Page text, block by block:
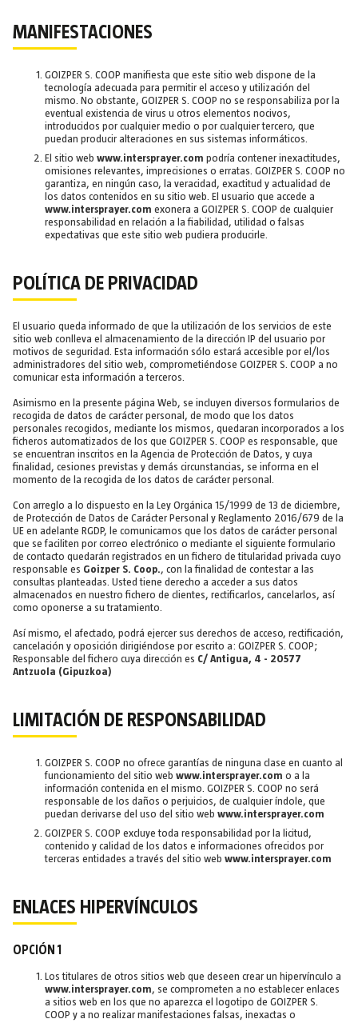
MANIFESTACIONES
GOIZPER S. COOP manifiesta que este sitio web dispone de la
tecnología adecuada para permitir el acceso y utilización del
mismo. No obstante, GOIZPER S. COOP no se responsabiliza por la
eventual existencia de virus u otros elementos nocivos,
introducidos por cualquier medio o por cualquier tercero, que
puedan producir alteraciones en sus sistemas informáticos.
El sitio web www.intersprayer.com podría contener inexactitudes,
omisiones relevantes, imprecisiones o erratas. GOIZPER S. COOP no
garantiza, en ningún caso, la veracidad, exactitud y actualidad de
los datos contenidos en su sitio web. El usuario que accede a
www.intersprayer.com exonera a GOIZPER S. COOP de cualquier
responsabilidad en relación a la fiabilidad, utilidad o falsas
expectativas que este sitio web pudiera producirle.
POLÍTICA DE PRIVACIDAD
El usuario queda informado de que la utilización de los servicios de este
sitio web conlleva el almacenamiento de la dirección IP del usuario por
motivos de seguridad. Esta información sólo estará accesible por el/los
administradores del sitio web, comprometiéndose GOIZPER S. COOP a no
comunicar esta información a terceros.
Asimismo en la presente página Web, se incluyen diversos formularios de
recogida de datos de carácter personal, de modo que los datos
personales recogidos, mediante los mismos, quedaran incorporados a los
ficheros automatizados de los que GOIZPER S. COOP es responsable, que
se encuentran inscritos en la Agencia de Protección de Datos, y cuya
finalidad, cesiones previstas y demás circunstancias, se informa en el
momento de la recogida de los datos de carácter personal.
Con arreglo a lo dispuesto en la Ley Orgánica 15/1999 de 13 de diciembre,
de Protección de Datos de Carácter Personal y Reglamento 2016/679 de la
UE en adelante RGDP, le comunicamos que los datos de carácter personal
que se faciliten por correo electrónico o mediante el siguiente formulario
de contacto quedarán registrados en un fichero de titularidad privada cuyo
responsable es Goizper S. Coop., con la finalidad de contestar a las
consultas planteadas. Usted tiene derecho a acceder a sus datos
almacenados en nuestro fichero de clientes, rectificarlos, cancelarlos, así
como oponerse a su tratamiento.
Así mismo, el afectado, podrá ejercer sus derechos de acceso, rectificación,
cancelación y oposición dirigiéndose por escrito a: GOIZPER S. COOP;
Responsable del fichero cuya dirección es C/ Antigua, 4 - 20577
Antzuola (Gipuzkoa)
LIMITACIÓN DE RESPONSABILIDAD
GOIZPER S. COOP no ofrece garantías de ninguna clase en cuanto al
funcionamiento del sitio web www.intersprayer.com o a la
información contenida en el mismo. GOIZPER S. COOP no será
responsable de los daños o perjuicios, de cualquier índole, que
puedan derivarse del uso del sitio web www.intersprayer.com
GOIZPER S. COOP excluye toda responsabilidad por la licitud,
contenido y calidad de los datos e informaciones ofrecidos por
terceras entidades a través del sitio web www.intersprayer.com
ENLACES HIPERVÍNCULOS
OPCIÓN 1
Los titulares de otros sitios web que deseen crear un hipervínculo a
www.intersprayer.com, se comprometen a no establecer enlaces
a sitios web en los que no aparezca el logotipo de GOIZPER S.
COOP y a no realizar manifestaciones falsas, inexactas o